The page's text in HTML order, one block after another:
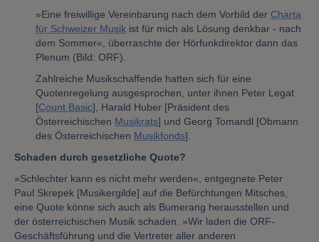
»Eine freiwillige Vereinbarung nach dem Vorbild der Charta
für Schweizer Musik ist für mich als Lösung denkbar - nach
dem Sommer«, überraschte der Hörfunkdirektor dann das
Plenum (Bild: ORF).
Zahlreiche Musikschaffende hatten sich für eine
Quotenregelung ausgesprochen, unter ihnen Peter Legat
[Count Basic], Harald Huber [Präsident des
Österreichischen Musikrats] und Georg Tomandl [Obmann
des Österreichischen Musikfonds].
Schaden durch gesetzliche Quote?
»Schlechter kann es nicht mehr werden«, entgegnete Peter
Paul Skrepek [Musikergilde] auf die Befürchtungen Mitsches,
eine Quote könne sich auch als Bumerang herausstellen und
der österreichischen Musik schaden. »Wir laden die ORF-
Geschäftsführung und die Vertreter aller anderen